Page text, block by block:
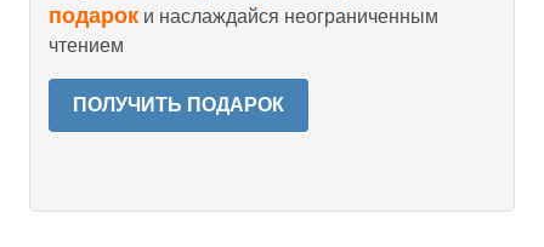
подарок и наслаждайся неограниченным
чтением
ПОЛУЧИТЬ ПОДАРОК